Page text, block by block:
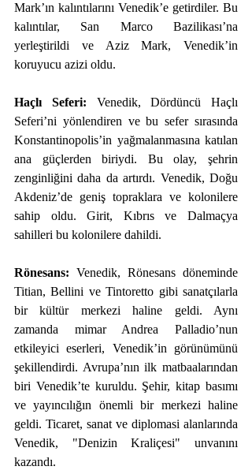
Mark’ın kalıntılarını Venedik’e getirdiler. Bu
kalıntılar, San Marco Bazilikası’na
yerleştirildi ve Aziz Mark, Venedik’in
koruyucu azizi oldu.
Haçlı Seferi: Venedik, Dördüncü Haçlı
Seferi’ni yönlendiren ve bu sefer sırasında
Konstantinopolis’in yağmalanmasına katılan
ana güçlerden biriydi. Bu olay, şehrin
zenginliğini daha da artırdı. Venedik, Doğu
Akdeniz’de geniş topraklara ve kolonilere
sahip oldu. Girit, Kıbrıs ve Dalmaçya
sahilleri bu kolonilere dahildi.
Rönesans: Venedik, Rönesans döneminde
Titian, Bellini ve Tintoretto gibi sanatçılarla
bir kültür merkezi haline geldi. Aynı
zamanda mimar Andrea Palladio’nun
etkileyici eserleri, Venedik’in görünümünü
şekillendirdi. Avrupa’nın ilk matbaalarından
biri Venedik’te kuruldu. Şehir, kitap basımı
ve yayıncılığın önemli bir merkezi haline
geldi. Ticaret, sanat ve diplomasi alanlarında
Venedik, "Denizin Kraliçesi" unvanını
kazandı.